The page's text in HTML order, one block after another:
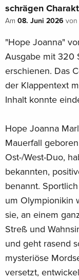
schrägen
Am 08. Juni 2026 von
"Hope Joanna"
Ausgabe mit 320
erschienen. Das
der Klappentext
Inhalt konnte
Hope Joanna
Mauerfall
Ost-/West-Duo,
bekannten,
benannt.
um Olympionikin
sie, an einem
Streß und
und geht rasend
mysteriöse
versetzt,